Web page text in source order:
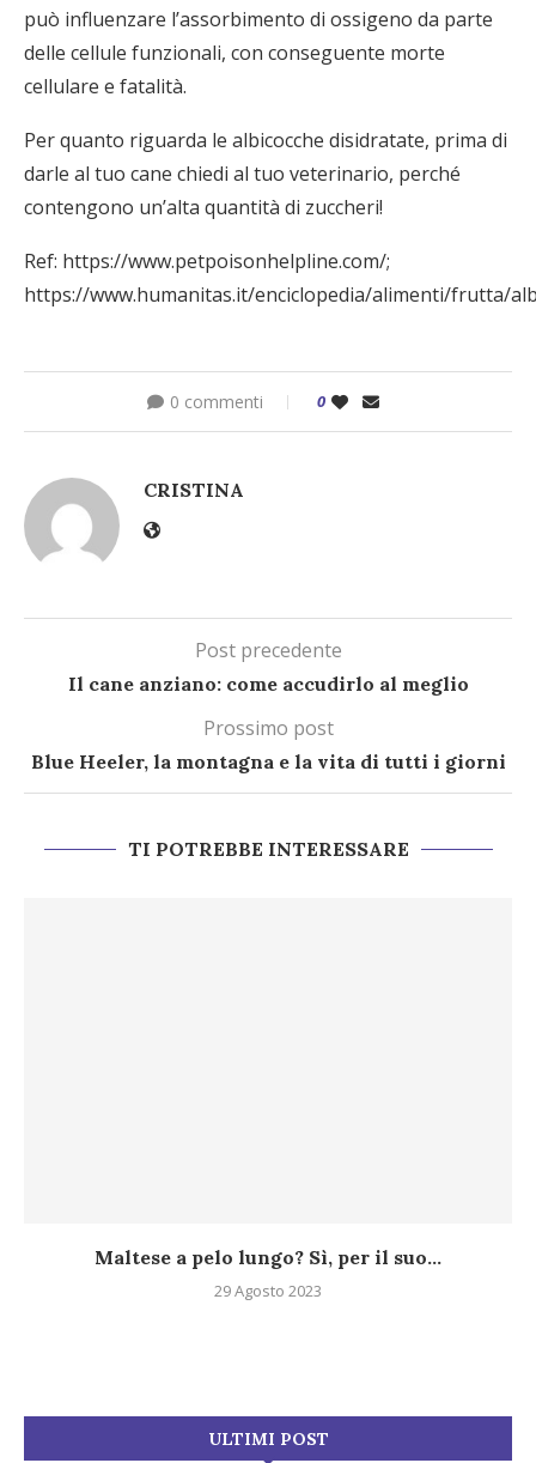
può influenzare l’assorbimento di ossigeno da parte
delle cellule funzionali, con conseguente morte
cellulare e fatalità.
Per quanto riguarda le albicocche disidratate, prima di
darle al tuo cane chiedi al tuo veterinario, perché
contengono un’alta quantità di zuccheri!
Ref: https://www.petpoisonhelpline.com/;
https://www.humanitas.it/enciclopedia/alimenti/frutta/
0 commenti 0
CRISTINA
Post precedente
Il cane anziano: come accudirlo al meglio
Prossimo post
Blue Heeler, la montagna e la vita di tutti i giorni
TI POTREBBE INTERESSARE
Maltese a pelo lungo? Sì, per il suo...
29 Agosto 2023
ULTIMI POST